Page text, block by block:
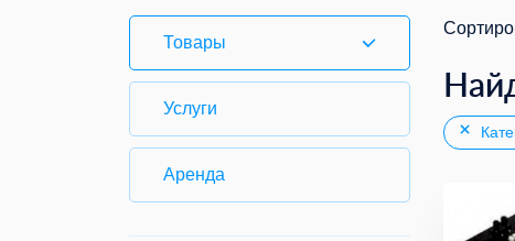
Товары
Услуги
Аренда